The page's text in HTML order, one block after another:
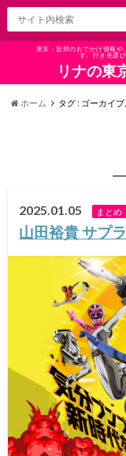
東京・近郊のおでかけ情報や
す。行き先選
リナの東
ホーム タグ : ゴーカイブ
2025.01.05 まとめ
山田裕貴 サプ